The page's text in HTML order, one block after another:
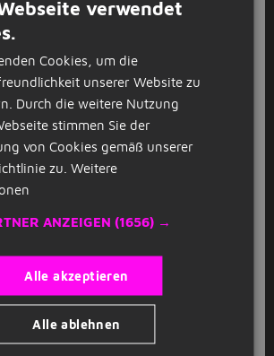
mit flexiblen
40 Stunde
Friendly Warehouse Team
und Lagermitarbeiter
Wittorf (20km)
- 40 Stunde
verwendet
Cookies, um die
unserer Website zu
Durch die weitere Nutzung
stimmen Sie der
von Cookies gemäß unserer
zu. Weitere
ANZEIGEN (1656) →
Alle akzeptieren
Alle ablehnen